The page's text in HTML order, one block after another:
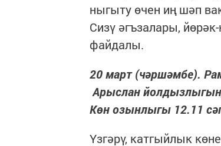
ныгыту өчен иң шәп
Сизү әгъзалары,
файдалы.
20 март (чәршәмбе).
Арыслан
Көн озынлыгы 12.11
Үзгәрү, катгыйлык